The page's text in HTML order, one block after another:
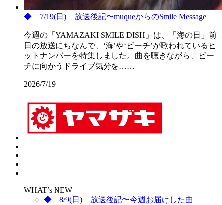
◆ 7/19(日) 放送後記〜muqueからのSmile Message
今週の「YAMAZAKI SMILE DISH」は、「海の日」前
日の放送にちなんで、‘海’や‘ビーチ’が歌われているヒ
ットナンバーを特集しました。曲を聴きながら、ビー
チに向かうドライブ気分を……
2026/7/19
WHAT’s NEW
◆ 8/9(日) 放送後記〜今週お届けした曲